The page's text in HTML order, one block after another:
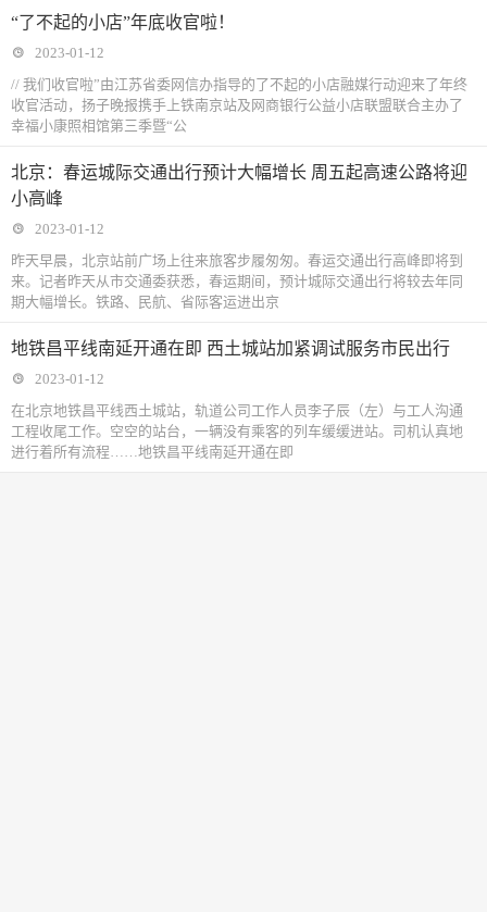
“了不起的小店”年底收官啦！
2023-01-12
// 我们收官啦”由江苏省委网信办指导的了不起的小店融媒行动迎来了年终
收官活动，扬子晚报携手上铁南京站及网商银行公益小店联盟联合主办了
幸福小康照相馆第三季暨“公
北京：春运城际交通出行预计大幅增长 周五起高速公路将迎
小高峰
2023-01-12
昨天早晨，北京站前广场上往来旅客步履匆匆。春运交通出行高峰即将到
来。记者昨天从市交通委获悉，春运期间，预计城际交通出行将较去年同
期大幅增长。铁路、民航、省际客运进出京
地铁昌平线南延开通在即 西土城站加紧调试服务市民出行
2023-01-12
在北京地铁昌平线西土城站，轨道公司工作人员李子辰（左）与工人沟通
工程收尾工作。空空的站台，一辆没有乘客的列车缓缓进站。司机认真地
进行着所有流程……地铁昌平线南延开通在即